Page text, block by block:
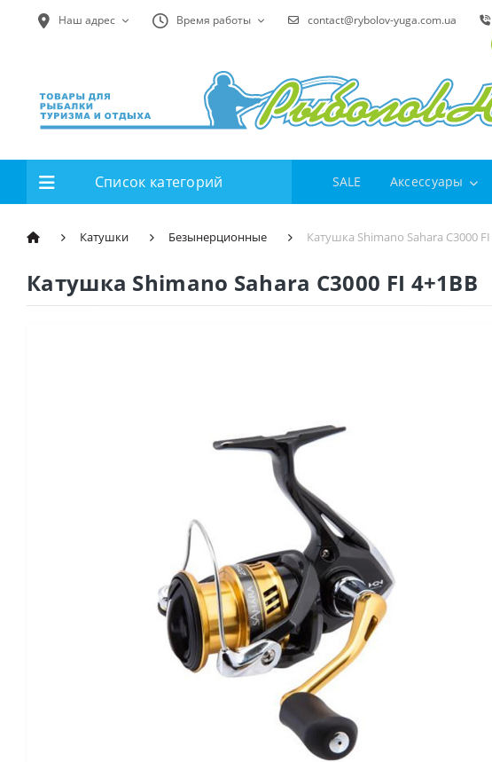
Наш адрес Время работы contact@rybolov-yuga.com.ua
Список категорий SALE Аксессуары
Катушки Безынерционные Катушка Shimano Sahara C3000 FI
Катушка Shimano Sahara C3000 FI 4+1BB